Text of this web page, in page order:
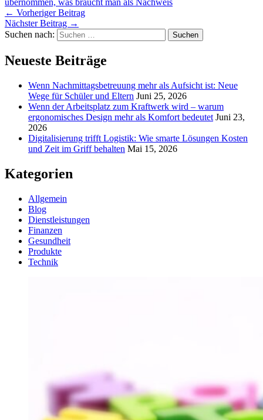
← Vorheriger Beitrag
Nächster Beitrag →
Suchen nach:
Neueste Beiträge
Wenn Nachmittagsbetreuung mehr als Aufsicht ist: Neue
Wege für Schüler und Eltern Juni 25, 2026
Wenn der Arbeitsplatz zum Kraftwerk wird – warum
ergonomisches Design mehr als Komfort bedeutet Juni 23,
2026
Digitalisierung trifft Logistik: Wie smarte Lösungen Kosten
und Zeit im Griff behalten Mai 15, 2026
Kategorien
Allgemein
Blog
Dienstleistungen
Finanzen
Gesundheit
Produkte
Technik